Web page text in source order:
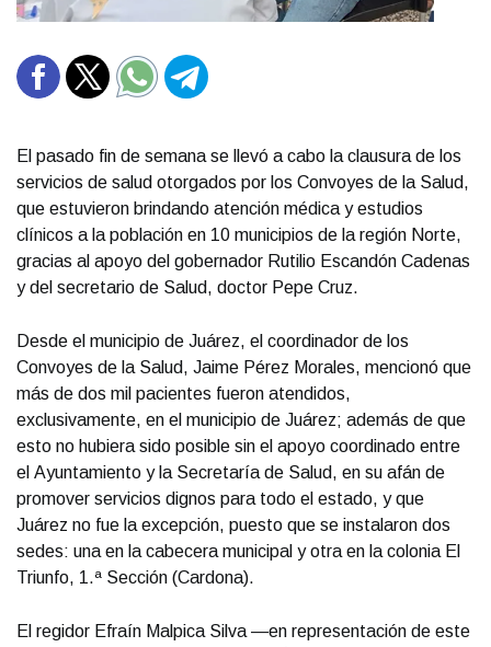
El pasado fin de semana se llevó a cabo la clausura de los
servicios de salud otorgados por los Convoyes de la Salud,
que estuvieron brindando atención médica y estudios
clínicos a la población en 10 municipios de la región Norte,
gracias al apoyo del gobernador Rutilio Escandón Cadenas
y del secretario de Salud, doctor Pepe Cruz.
Desde el municipio de Juárez, el coordinador de los
Convoyes de la Salud, Jaime Pérez Morales, mencionó que
más de dos mil pacientes fueron atendidos,
exclusivamente, en el municipio de Juárez; además de que
esto no hubiera sido posible sin el apoyo coordinado entre
el Ayuntamiento y la Secretaría de Salud, en su afán de
promover servicios dignos para todo el estado, y que
Juárez no fue la excepción, puesto que se instalaron dos
sedes: una en la cabecera municipal y otra en la colonia El
Triunfo, 1.ª Sección (Cardona).
El regidor Efraín Malpica Silva —en representación de este